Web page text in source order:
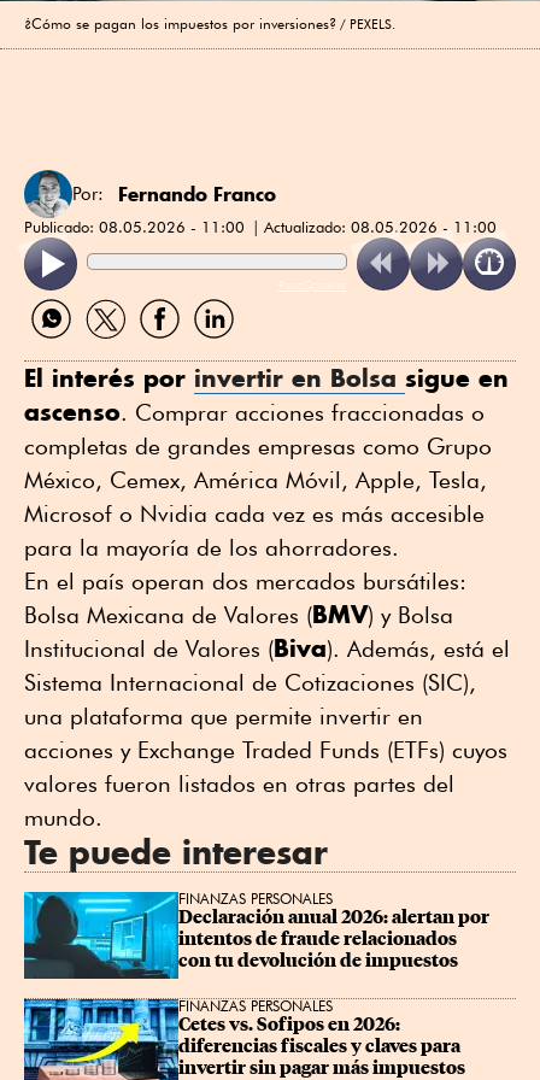
¿Cómo se pagan los impuestos por inversiones? PEXELS.
Por: Fernando Franco
Publicado: 08.05.2026 - 11:00 Actualizado: 08.05.2026 - 11:00
ReadSpeaker
Compartir
por
Compartir
por
Compartir
por
Compartir
por
El interés por invertir en Bolsa sigue en
ascenso. Comprar acciones fraccionadas o
completas de grandes empresas como Grupo
México, Cemex, América Móvil, Apple, Tesla,
Microsof o Nvidia cada vez es más accesible
para la mayoría de los ahorradores.
En el país operan dos mercados bursátiles:
Bolsa Mexicana de Valores (BMV) y Bolsa
Institucional de Valores (Biva). Además, está el
Sistema Internacional de Cotizaciones (SIC),
una plataforma que permite invertir en
acciones y Exchange Traded Funds (ETFs) cuyos
valores fueron listados en otras partes del
mundo.
Te puede interesar
FINANZAS PERSONALES
Declaración anual 2026: alertan por
intentos de fraude relacionados
con tu devolución de impuestos
FINANZAS PERSONALES
Cetes vs. Sofipos en 2026:
diferencias fiscales y claves para
invertir sin pagar más impuestos